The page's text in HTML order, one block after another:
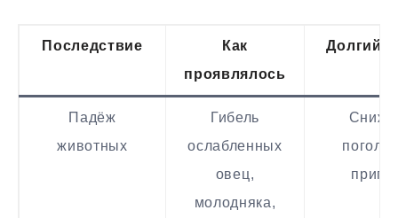
Последствие
Как
проявлялось
Долгий
Падёж
животных
Гибель
ослабленных
овец,
молодняка,